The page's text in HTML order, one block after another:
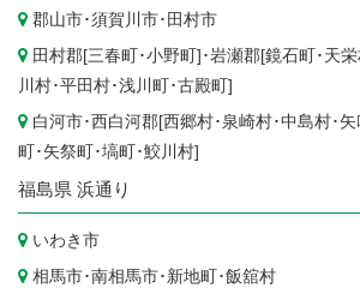
郡山市･須賀川市･ 田村市
田村郡[三春町 ･小野町 ]･岩瀬郡[鏡石町 ･ 天
川村･平田村･浅川町 ･古殿町 ]
白河市･西白河郡[西郷村･ 泉崎村･中島村･ 矢
町 ･ 矢祭町 ･塙町 ･鮫川村]
福島県 浜通り
いわき市
相馬市･南相馬市･ 新地町 ･飯舘村